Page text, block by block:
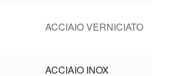
ACCIAIO VERNICIATO
ACCIAIO INOX